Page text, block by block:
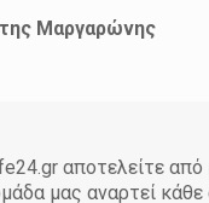
Μαργαρώνης
αποτελείτε
μας αναρτεί